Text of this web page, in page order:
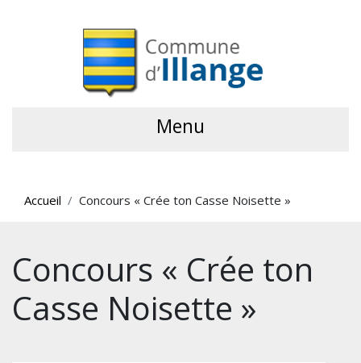
Menu
Accueil Concours « Crée ton Casse Noisette »
Concours « Crée ton
Casse Noisette »